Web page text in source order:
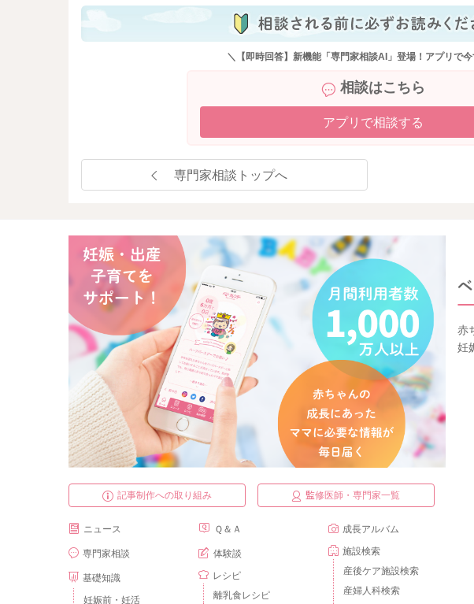
＼【即時回答】新機能「専門家相談AI」登場！アプリで
相談はこちら
アプリで相談する
専門家相談トップへ
赤
妊
記事制作への取り組み 監修医師・専門家一覧
ニュース
専門家相談
基礎知識
妊娠前・妊活
Ｑ＆Ａ
体験談
レシピ
離乳食レシピ
成長アルバム
施設検索
産後ケア施設検索
産婦人科検索